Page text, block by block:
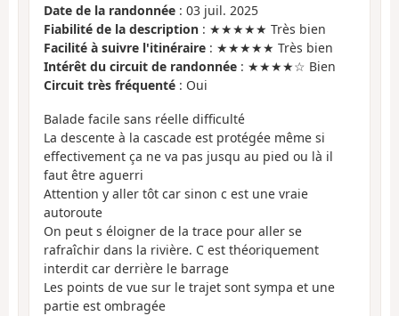
Date de la randonnée : 03 juil. 2025
Fiabilité de la description : ★★★★★ Très bien
Facilité à suivre l'itinéraire : ★★★★★ Très bien
Intérêt du circuit de randonnée : ★★★★☆ Bien
Circuit très fréquenté : Oui
Balade facile sans réelle difficulté
La descente à la cascade est protégée même si
effectivement ça ne va pas jusqu au pied ou là il
faut être aguerri
Attention y aller tôt car sinon c est une vraie
autoroute
On peut s éloigner de la trace pour aller se
rafraîchir dans la rivière. C est théoriquement
interdit car derrière le barrage
Les points de vue sur le trajet sont sympa et une
partie est ombragée